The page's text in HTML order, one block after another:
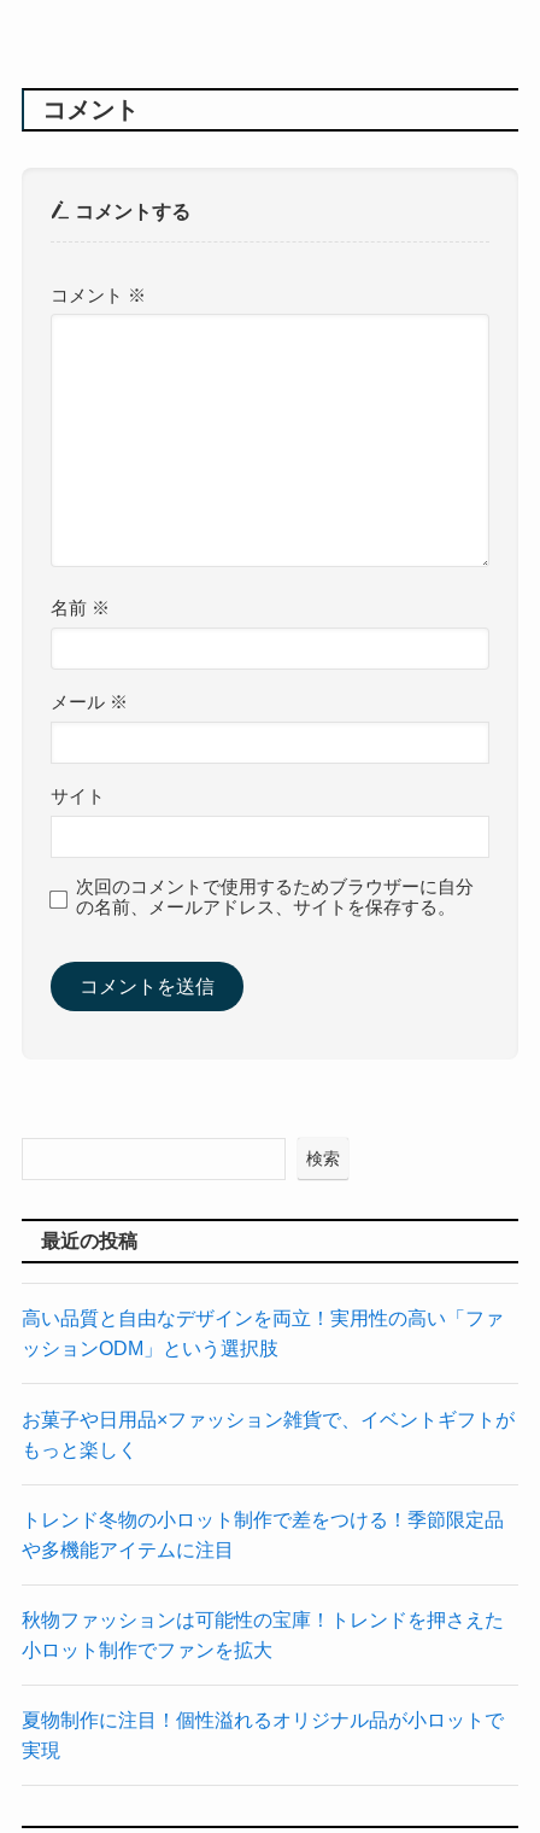
コメント
コメントする
コメント ※
名前 ※
メール ※
サイト
次回のコメントで使用するためブラウザーに自分
の名前、メールアドレス、サイトを保存する。
検索
最近の投稿
高い品質と自由なデザインを両立！実用性の高い「ファ
ッションODM」という選択肢
お菓子や日用品×ファッション雑貨で、イベントギフトが
もっと楽しく
トレンド冬物の小ロット制作で差をつける！季節限定品
や多機能アイテムに注目
秋物ファッションは可能性の宝庫！トレンドを押さえた
小ロット制作でファンを拡大
夏物制作に注目！個性溢れるオリジナル品が小ロットで
実現